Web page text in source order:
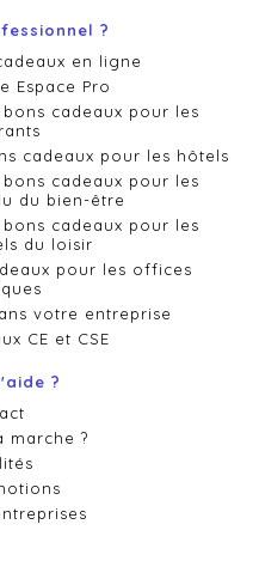
?
en ligne
Espace Pro
cadeaux pour les
cadeaux pour les hôtels
cadeaux pour les
du bien-être
cadeaux pour les
du loisir
pour les offices
votre entreprise
CE et CSE
?
marche ?